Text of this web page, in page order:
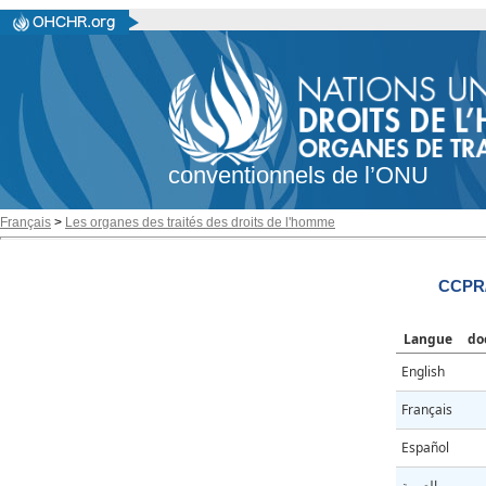
conventionnels de l’ONU
Français > Les organes des traités des droits de l'homme
Langue
English
Français
Español